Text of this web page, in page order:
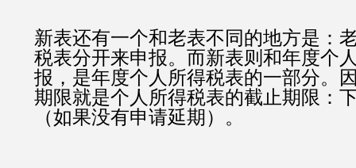
新表还有一个和老表不同的地方是：
税表分开来申报。而新表则和年度个
报，是年度个人所得税表的一部分。
期限就是个人所得税表的截止期限：
（如果没有申请延期）。